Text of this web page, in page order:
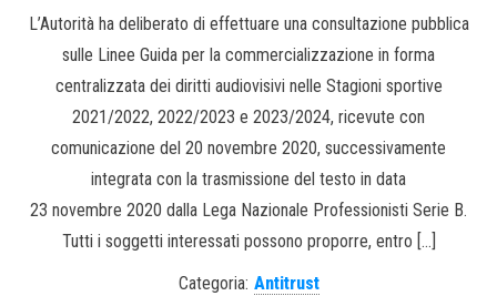
L’Autorità ha deliberato di effettuare una consultazione pubblica
sulle Linee Guida per la commercializzazione in forma
centralizzata dei diritti audiovisivi nelle Stagioni sportive
2021/2022, 2022/2023 e 2023/2024, ricevute con
comunicazione del 20 novembre 2020, successivamente
integrata con la trasmissione del testo in data
23 novembre 2020 dalla Lega Nazionale Professionisti Serie B.
Tutti i soggetti interessati possono proporre, entro […]
Categoria: Antitrust